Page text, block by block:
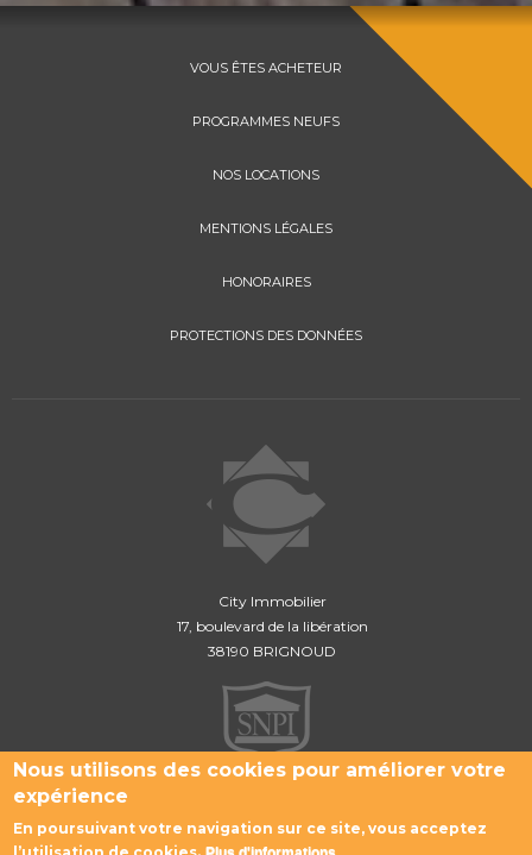
VOUS ÊTES ACHETEUR
PROGRAMMES NEUFS
NOS LOCATIONS
MENTIONS LÉGALES
HONORAIRES
PROTECTIONS DES DONNÉES
City Immobilier
17, boulevard de la libération
38190 BRIGNOUD
Nous utilisons des cookies pour améliorer votre
expérience
En poursuivant votre navigation sur ce site, vous acceptez